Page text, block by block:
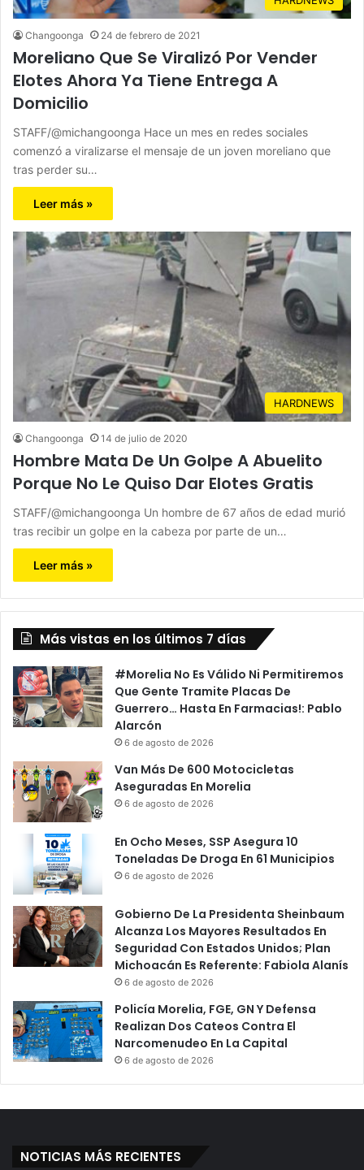
Changoonga 24 de febrero de 2021
Moreliano Que Se Viralizó Por Vender
Elotes Ahora Ya Tiene Entrega A
Domicilio
STAFF/@michangoonga Hace un mes en redes sociales
comenzó a viralizarse el mensaje de un joven moreliano que
tras perder su…
Leer más »
HARDNEWS
Changoonga 14 de julio de 2020
Hombre Mata De Un Golpe A Abuelito
Porque No Le Quiso Dar Elotes Gratis
STAFF/@michangoonga Un hombre de 67 años de edad murió
tras recibir un golpe en la cabeza por parte de un…
Leer más »
Más vistas en los últimos 7 días
#Morelia No Es Válido Ni Permitiremos
Que Gente Tramite Placas De
Guerrero… Hasta En Farmacias!: Pablo
Alarcón
6 de agosto de 2026
Van Más De 600 Motocicletas
Aseguradas En Morelia
6 de agosto de 2026
En Ocho Meses, SSP Asegura 10
Toneladas De Droga En 61 Municipios
6 de agosto de 2026
Gobierno De La Presidenta Sheinbaum
Alcanza Los Mayores Resultados En
Seguridad Con Estados Unidos; Plan
Michoacán Es Referente: Fabiola Alanís
6 de agosto de 2026
Policía Morelia, FGE, GN Y Defensa
Realizan Dos Cateos Contra El
Narcomenudeo En La Capital
6 de agosto de 2026
NOTICIAS MÁS RECIENTES